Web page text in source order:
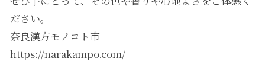
ださい。
奈良漢方モノコト市
https://narakampo.com/